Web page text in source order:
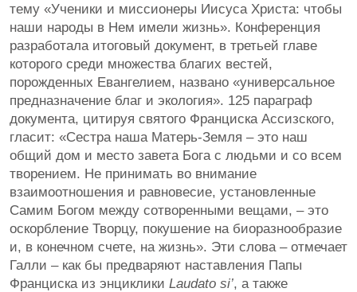
тему «Ученики и миссионеры Иисуса Христа: чтобы
наши народы в Нем имели жизнь». Конференция
разработала итоговый документ, в третьей главе
которого среди множества благих вестей,
порожденных Евангелием, названо «универсальное
предназначение благ и экология». 125 параграф
документа, цитируя святого Франциска Ассизского,
гласит: «Сестра наша Матерь-Земля – это наш
общий дом и место завета Бога с людьми и со всем
творением. Не принимать во внимание
взаимоотношения и равновесие, установленные
Самим Богом между сотворенными вещами, – это
оскорбление Творцу, покушение на биоразнообразие
и, в конечном счете, на жизнь». Эти слова – отмечает
Галли – как бы предваряют наставления Папы
Франциска из энциклики Laudato si’, а также